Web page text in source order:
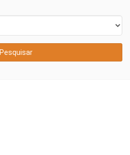
Pesquisar